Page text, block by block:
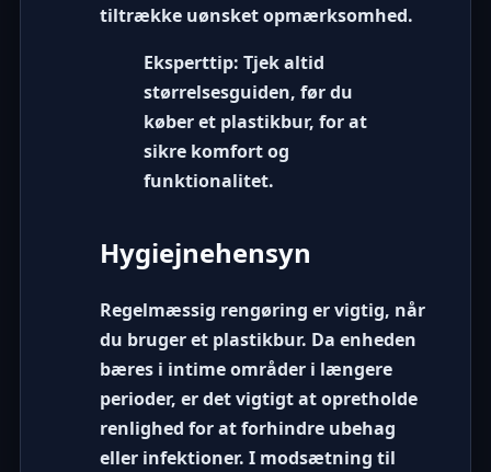
tiltrække uønsket opmærksomhed.
Eksperttip: Tjek altid
størrelsesguiden, før du
køber et plastikbur, for at
sikre komfort og
funktionalitet.
Hygiejnehensyn
Regelmæssig rengøring er vigtig, når
du bruger et plastikbur. Da enheden
bæres i intime områder i længere
perioder, er det vigtigt at opretholde
renlighed for at forhindre ubehag
eller infektioner. I modsætning til